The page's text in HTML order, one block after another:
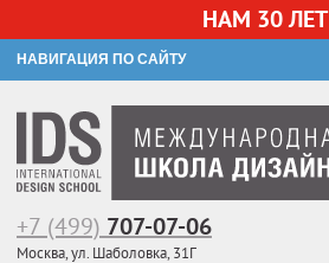
НАМ 30 ЛЕТ
НАВИГАЦИЯ ПО САЙТУ
+7 (499) 707-07-06
Москва, ул. Шаболовка, 31Г